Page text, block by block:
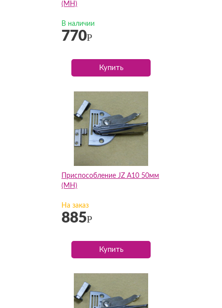
(MH)
В наличии
770Р
Купить
Приспособление JZ А10 50мм
(MH)
На заказ
885Р
Купить